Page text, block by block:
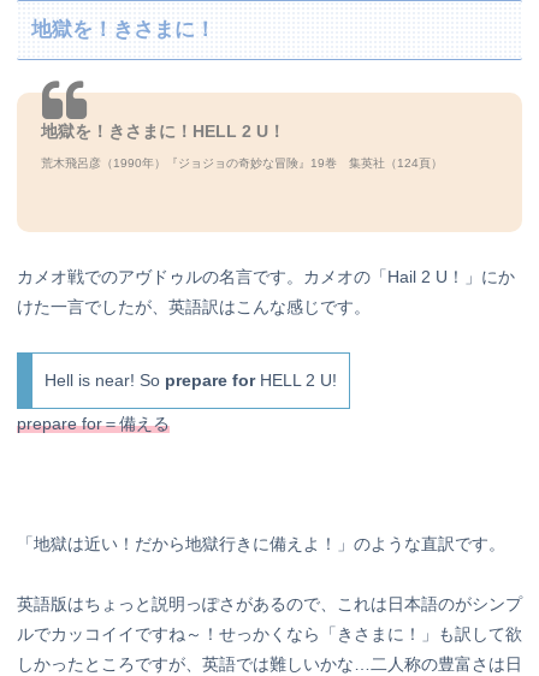
地獄を！きさまに！
地獄を！きさまに！HELL 2 U！
荒木飛呂彦（1990年）『ジョジョの奇妙な冒険』19巻 集英社（124頁）
カメオ戦でのアヴドゥルの名言です。カメオの「Hail 2 U！」にか
けた一言でしたが、英語訳はこんな感じです。
Hell is near! So prepare forHELL 2 U!
prepare for＝備える
「地獄は近い！だから地獄行きに備えよ！」のような直訳です。
英語版はちょっと説明っぽさがあるので、これは日本語のがシンプ
ルでカッコイイですね～！せっかくなら「きさまに！」も訳して欲
しかったところですが、英語では難しいかな…二人称の豊富さは日